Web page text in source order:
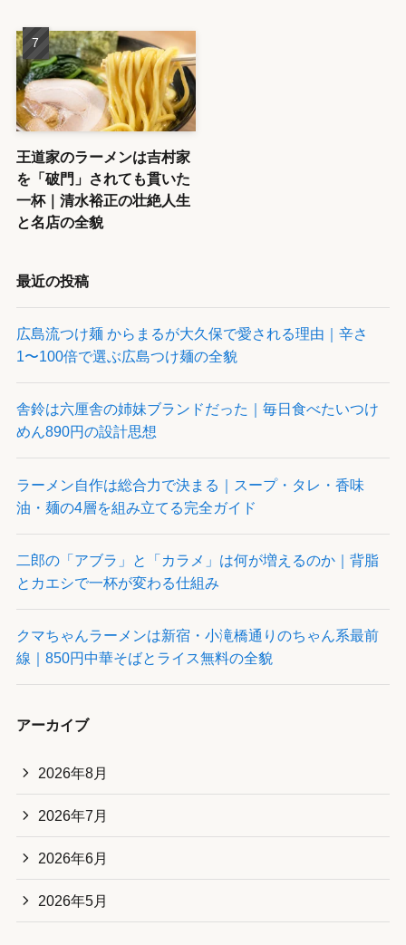
王道家のラーメンは吉村家
を「破門」されても貫いた
一杯｜清水裕正の壮絶人生
と名店の全貌
最近の投稿
広島流つけ麺 からまるが大久保で愛される理由｜辛さ
1〜100倍で選ぶ広島つけ麺の全貌
舎鈴は六厘舎の姉妹ブランドだった｜毎日食べたいつけ
めん890円の設計思想
ラーメン自作は総合力で決まる｜スープ・タレ・香味
油・麺の4層を組み立てる完全ガイド
二郎の「アブラ」と「カラメ」は何が増えるのか｜背脂
とカエシで一杯が変わる仕組み
クマちゃんラーメンは新宿・小滝橋通りのちゃん系最前
線｜850円中華そばとライス無料の全貌
アーカイブ
2026年8月
2026年7月
2026年6月
2026年5月